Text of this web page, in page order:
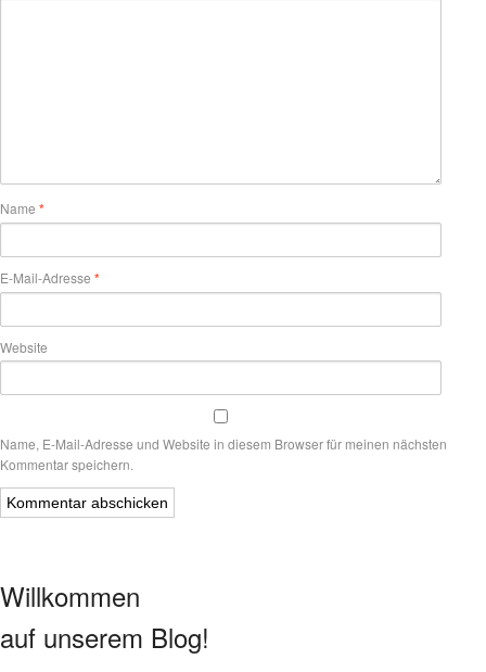
Name *
E-Mail-Adresse *
Website
Name, E-Mail-Adresse und Website in diesem Browser für meinen nächsten
Kommentar speichern.
Willkommen
auf unserem Blog!